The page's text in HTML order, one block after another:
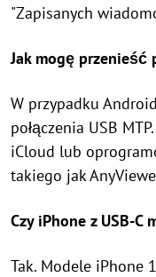
"Zapisanych
Jak mogę przenieść
W przypadku
połączenia USB
iCloud lub
takiego jak
Czy iPhone z USB-C
Tak. Modele iPhone